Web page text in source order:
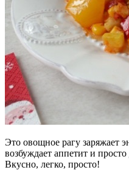
Это овощное рагу заряжает
возбуждает аппетит и просто
Вкусно, легко, просто!